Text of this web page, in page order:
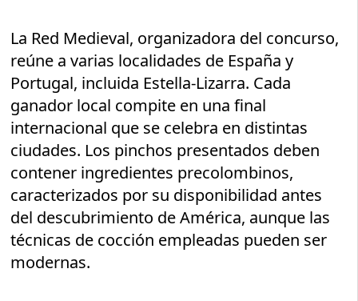
La Red Medieval, organizadora del concurso,
reúne a varias localidades de España y
Portugal, incluida Estella-Lizarra. Cada
ganador local compite en una final
internacional que se celebra en distintas
ciudades. Los pinchos presentados deben
contener ingredientes precolombinos,
caracterizados por su disponibilidad antes
del descubrimiento de América, aunque las
técnicas de cocción empleadas pueden ser
modernas.